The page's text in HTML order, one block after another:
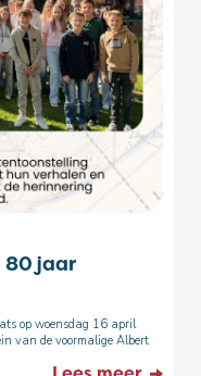
80 jaar
op woensdag 16 april
van de voormalige Albert